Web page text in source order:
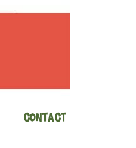
Contact